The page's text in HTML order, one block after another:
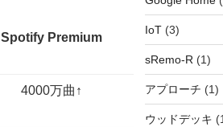
Spotify Premium
4000万曲↑ ​
IoT(3)
sRemo-R(1)
アプローチ (1)
ウッドデッキ